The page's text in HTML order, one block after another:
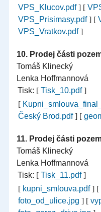
VPS_Klucov.pdf] [
VPS_Prisimasy.pdf] [
VPS_Vratkov.pdf]
10. Prodej části
Tomáš Klinecký
Lenka Hoffmannová
Tisk: [ Tisk_10.pdf]
[
Český Brod.pdf] [
11. Prodej části
Tomáš Klinecký
Lenka Hoffmannová
Tisk: [ Tisk_11.pdf]
[ kupni_smlouva.pdf] [
foto_od_ulice.jpg ] [